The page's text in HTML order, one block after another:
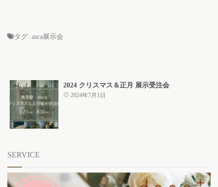
タグ: asca展示会
2024 クリスマス＆正月 展示受注会
2024年7月1日
SERVICE